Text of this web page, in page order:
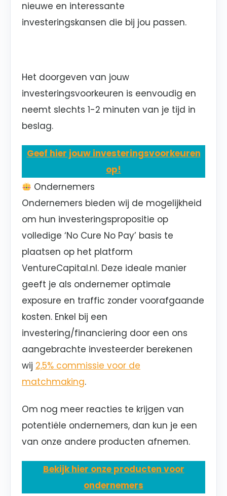
nieuwe en interessante
investeringskansen die bij jou passen.
Het doorgeven van jouw
investeringsvoorkeuren is eenvoudig en
neemt slechts 1-2 minuten van je tijd in
beslag.
Geef hier jouw investeringsvoorkeuren
op!
Ondernemers
Ondernemers bieden wij de mogelijkheid
om hun investeringspropositie op
volledige ‘No Cure No Pay’ basis te
plaatsen op het platform
VentureCapital.nl. Deze ideale manier
geeft je als ondernemer optimale
exposure en traffic zonder voorafgaande
kosten. Enkel bij een
investering/financiering door een ons
aangebrachte investeerder berekenen
wij 2,5% commissie voor de
matchmaking.
Om nog meer reacties te krijgen van
potentiële ondernemers, dan kun je een
van onze andere producten afnemen.
Bekijk hier onze producten voor
ondernemers